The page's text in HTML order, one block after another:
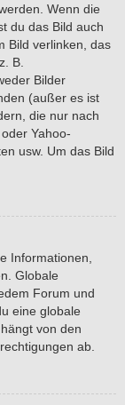
Wenn die
du das Bild auch
Bild verlinken, das
B.
Bilder
(außer es ist
die nur nach
Yahoo-
usw. Um das Bild
Informationen,
Globale
Forum und
eine globale
von den
ab.